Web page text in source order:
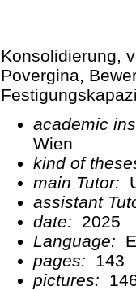
Konsolidierung,
Povergina,
academic
Wien
kind of
main Tutor:
assistant
date:
2025
Language:
pages:
143
pictures: